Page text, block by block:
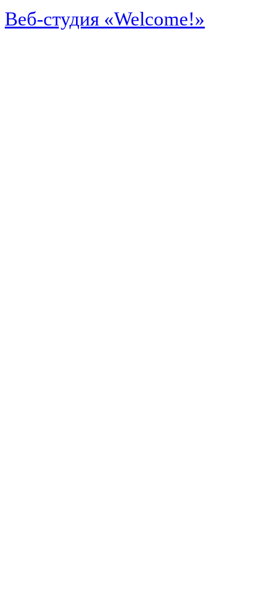
Веб-студия «Welcome!»